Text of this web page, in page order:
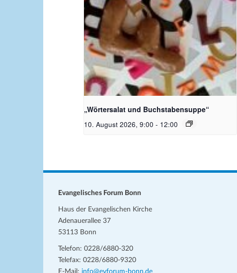
Bildquelle_ Pixabay Free_Christoph
Meinersmann
„Wörtersalat und Buchstabensuppe“
10. August 2026, 9:00 - 12:00
Evangelisches Forum Bonn
Haus der Evangelischen Kirche
Adenauerallee 37
53113 Bonn
Telefon: 0228/6880-320
Telefax: 0228/6880-9320
E-Mail: info@evforum-bonn.de